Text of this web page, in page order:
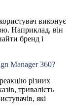
виконує
Наприклад, він
бренд і
Manager 360?
різних
тривалість
які